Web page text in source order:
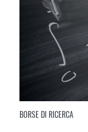
BORSE DI RICERCA